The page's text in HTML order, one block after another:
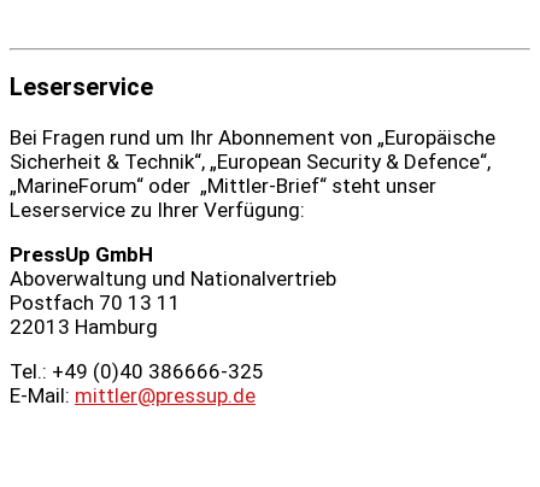
Leserservice
Bei Fragen rund um Ihr Abonnement von „Europäische
Sicherheit & Technik“, „European Security & Defence“,
„MarineForum“ oder „Mittler-Brief“ steht unser
Leserservice zu Ihrer Verfügung:
PressUp GmbH
Aboverwaltung und Nationalvertrieb
Postfach 70 13 11
22013 Hamburg
Tel.: +49 (0)40 386666‑325
E-Mail: mittler@pressup.de